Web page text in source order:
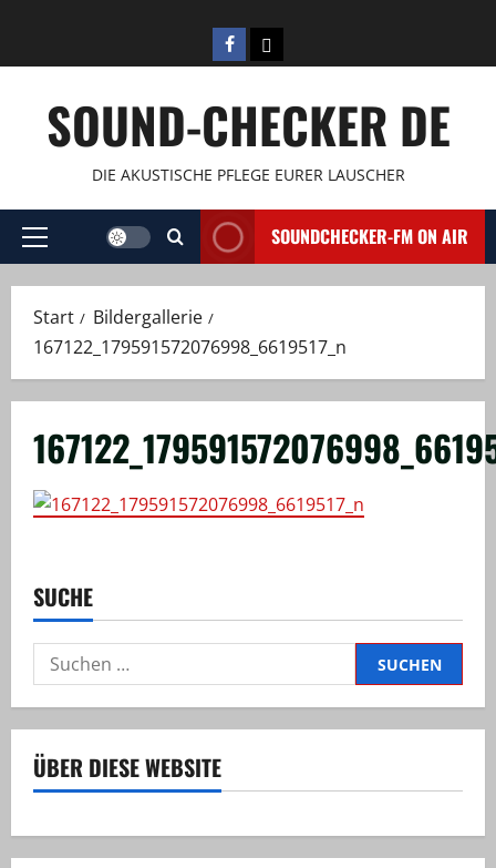
springen
Facebook
E-
SOUND-CHECKER DE
DIE AKUSTISCHE PFLEGE EURER LAUSCHER
Primäres
SOUNDCHECKER-FM ON AIR
Start
Bildergallerie
167122_179591572076998_6619517_n
SUCHE
Suchen
nach:
ÜBER DIESE WEBSITE